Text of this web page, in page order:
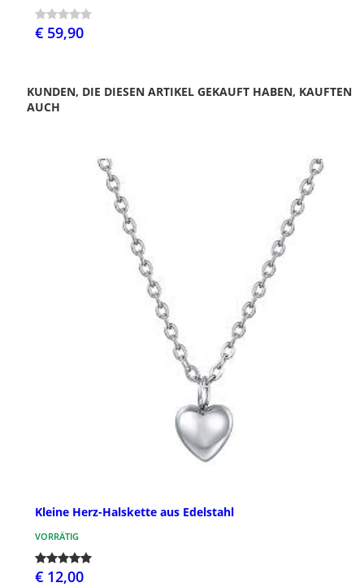
€ 59,90
KUNDEN, DIE DIESEN ARTIKEL GEKAUFT HABEN, KAUFTEN
AUCH
Kleine Herz-Halskette aus Edelstahl
VORRÄTIG
€ 12,00